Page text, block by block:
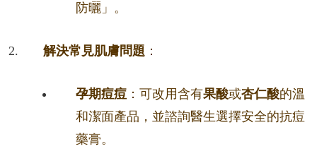
防曬」。
解決常見肌膚問題 ：
孕期痘痘 ：可改用含有果酸或杏仁酸的溫
和潔面產品，並諮詢醫生選擇安全的抗痘
藥膏。